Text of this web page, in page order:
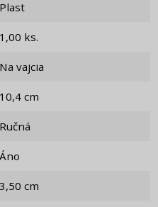
Plast
1,00 ks.
Na vajcia
10,4 cm
Ručná
Áno
3,50 cm